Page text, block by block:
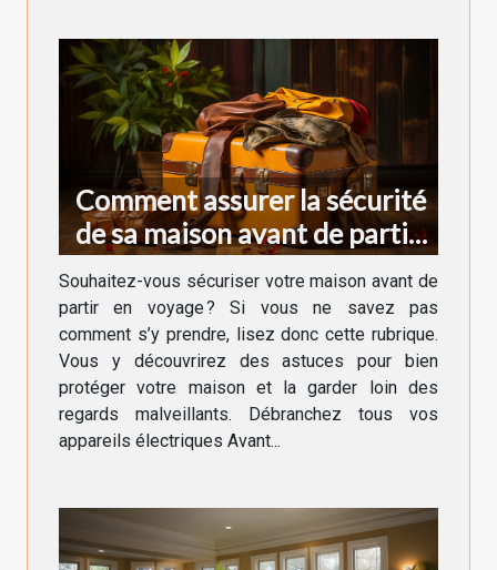
Comment assurer la sécurité
de sa maison avant de partir
en voyage ?
Souhaitez-vous sécuriser votre maison avant de
partir en voyage ? Si vous ne savez pas
comment s’y prendre, lisez donc cette rubrique.
Vous y découvrirez des astuces pour bien
protéger votre maison et la garder loin des
regards malveillants. Débranchez tous vos
appareils électriques Avant...